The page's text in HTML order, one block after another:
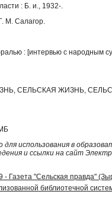
: Б. и., 1932-.
М. Салагор.
: [интервью с народным
СЕЛЬСКАЯ ЖИЗНЬ,
использования в
и ссылки на сайт
- Газета "Сельская правда"
библиотечной